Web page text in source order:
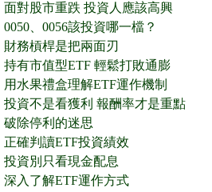
面對股市重跌 投資人應該高興
0050、0056該投資哪一檔？
財務槓桿是把兩面刃
持有市值型ETF 輕鬆打敗通膨
用水果禮盒理解ETF運作機制
投資不是看獲利 報酬率才是重點
破除停利的迷思
正確判讀ETF投資績效
投資別只看現金配息
深入了解ETF運作方式